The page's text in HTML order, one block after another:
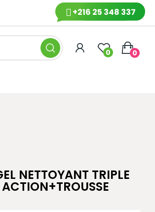
+216 25 348 337
0 0
NETTOYANT TRIPLE